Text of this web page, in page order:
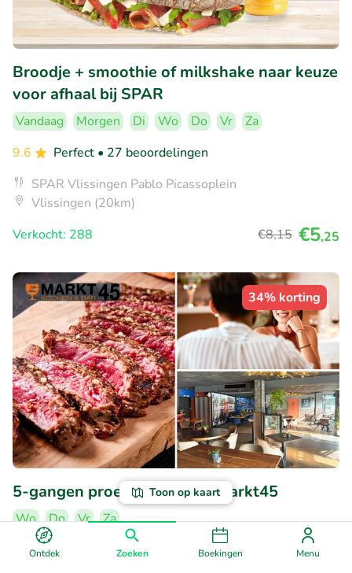
Ontdek Zoeken Boekingen Menu
Toon op kaart
Broodje + smoothie of milkshake naar keuze
voor afhaal bij SPAR
Vandaag Morgen Di Wo Do Vr
Za
9.6
Perfect • 27 beoordelingen
SPAR Vlissingen Pablo Picassoplein
Vlissingen (20km)
Verkocht: 288
€8,15 €5,25
34% korting
5-gangen proeverijdiner bij Markt45
Wo Do Vr
Za
Erg populaire deal